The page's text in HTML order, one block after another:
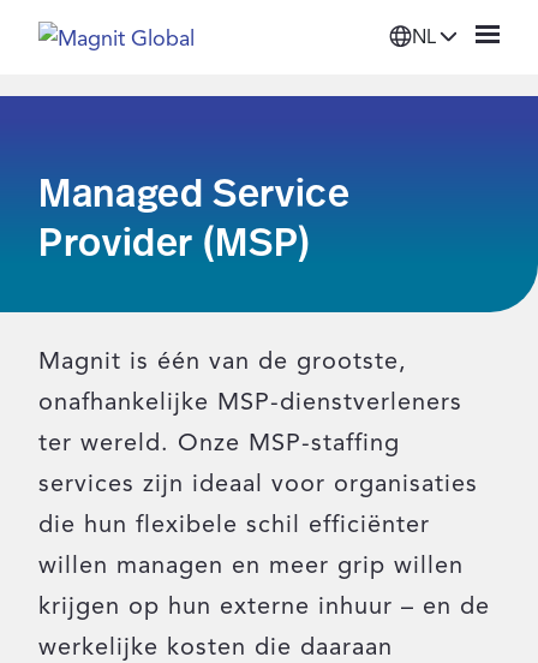
NL
Oplossingen
Bronnen
Inloggen
Managed Service
Provider (MSP)
Magnit is één van de grootste,
onafhankelijke MSP-dienstverleners
ter wereld. Onze MSP-staffing
services zijn ideaal voor organisaties
die hun flexibele schil efficiënter
willen managen en meer grip willen
krijgen op hun externe inhuur – en de
werkelijke kosten die daaraan